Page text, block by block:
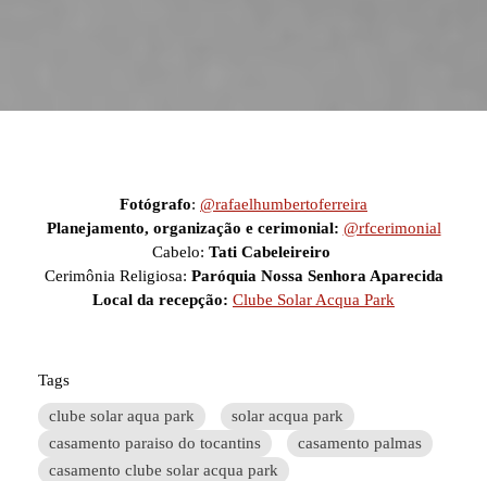
Fotógrafo: @rafaelhumbertoferreira
Planejamento, organização e cerimonial: @rfcerimonial
Cabelo: Tati Cabeleireiro
Cerimônia Religiosa: Paróquia Nossa Senhora Aparecida
Local da recepção: Clube Solar Acqua Park
Tags
clube solar aqua park
solar acqua park
casamento paraiso do tocantins
casamento palmas
casamento clube solar acqua park